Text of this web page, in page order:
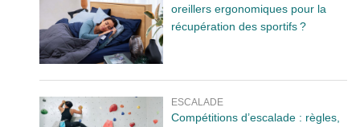
oreillers ergonomiques pour la
récupération des sportifs ?
ESCALADE
Compétitions d’escalade : règles,